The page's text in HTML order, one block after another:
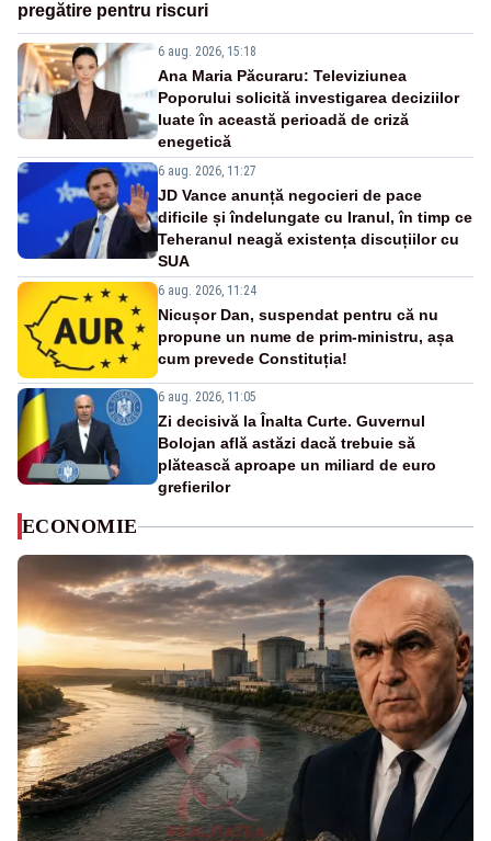
pregătire pentru riscuri
6 aug. 2026, 15:18
Ana Maria Păcuraru: Televiziunea
Poporului solicită investigarea deciziilor
luate în această perioadă de criză
enegetică
6 aug. 2026, 11:27
JD Vance anunță negocieri de pace
dificile și îndelungate cu Iranul, în timp ce
Teheranul neagă existența discuțiilor cu
SUA
6 aug. 2026, 11:24
Nicușor Dan, suspendat pentru că nu
propune un nume de prim-ministru, așa
cum prevede Constituția!
6 aug. 2026, 11:05
Zi decisivă la Înalta Curte. Guvernul
Bolojan află astăzi dacă trebuie să
plătească aproape un miliard de euro
grefierilor
ECONOMIE